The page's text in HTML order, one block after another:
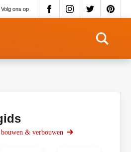
Volg ons op
& verbouwen